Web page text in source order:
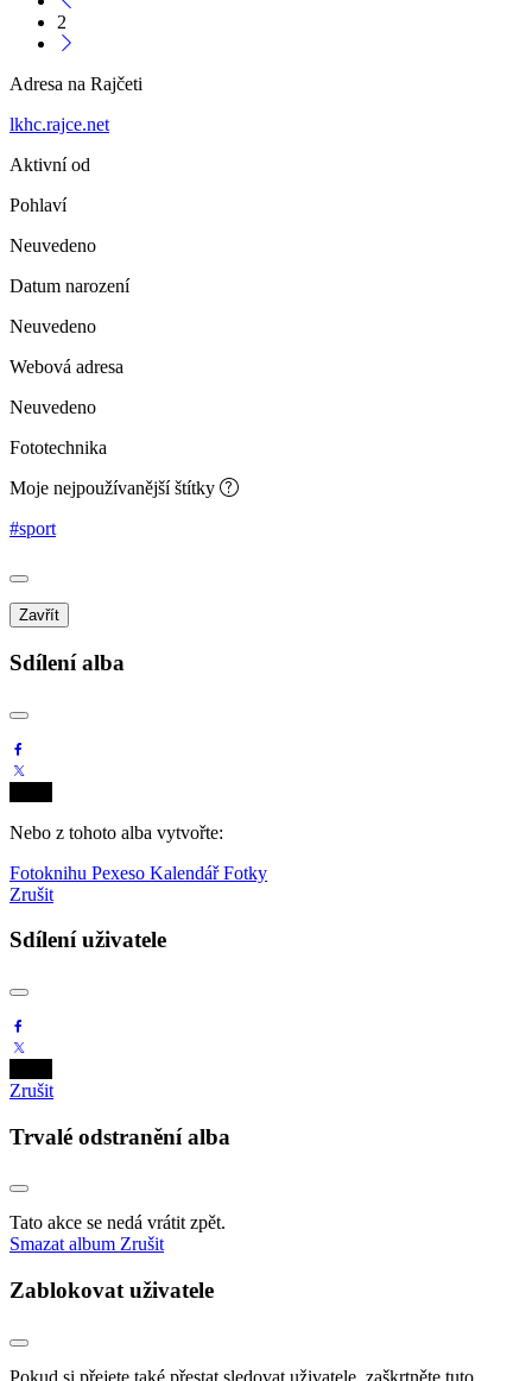
2
Adresa na Rajčeti
lkhc.rajce.net
Aktivní od
Pohlaví
Neuvedeno
Datum narození
Neuvedeno
Webová adresa
Neuvedeno
Fototechnika
Moje nejpoužívanější štítky
#sport
Zavřít
Sdílení alba
Nebo z tohoto alba vytvořte:
Fotoknihu Pexeso KalendářFotky
Zrušit
Sdílení uživatele
Zrušit
Trvalé odstranění alba
Tato akce se nedá vrátit zpět.
Smazat album Zrušit
Zablokovat uživatele
Pokud si přejete také přestat sledovat uživatele, zaškrtněte tuto